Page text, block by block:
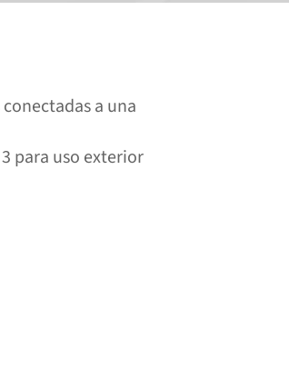
a una
para uso exterior